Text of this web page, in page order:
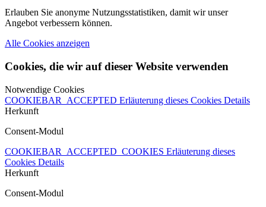
Erlauben Sie anonyme Nutzungsstatistiken, damit wir unser
Angebot verbessern können.
Alle Cookies anzeigen
Cookies, die wir auf dieser Website verwenden
Notwendige Cookies
COOKIEBAR_ACCEPTED Erläuterung dieses Cookies Details
Herkunft
Consent-Modul
COOKIEBAR_ACCEPTED_COOKIES Erläuterung dieses
Cookies Details
Herkunft
Consent-Modul